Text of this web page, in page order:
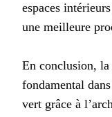
espaces
une meilleure
En conclusion,
fondamental
vert grâce à